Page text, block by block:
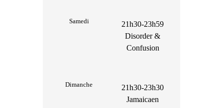
Samedi
21h30-23h59
Disorder &
Confusion
Dimanche
21h30-23h30
Jamaicaen